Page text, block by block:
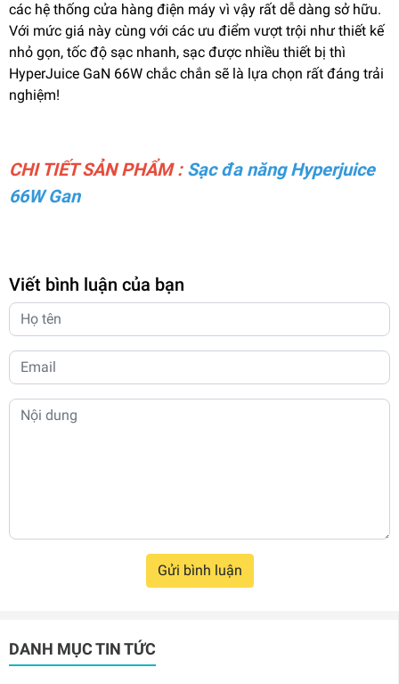
DANH MỤC TIN TỨC
các hệ thống cửa hàng điện máy vì vậy rất dễ dàng sở hữu.
Với mức giá này cùng với các ưu điểm vượt trội như thiết kế
nhỏ gọn, tốc độ sạc nhanh, sạc được nhiều thiết bị thì
HyperJuice GaN 66W chắc chắn sẽ là lựa chọn rất đáng trải
nghiệm!
CHI TIẾT SẢN PHẨM : Sạc đa năng Hyperjuice
66W Gan
Viết bình luận của bạn
Gửi bình luận